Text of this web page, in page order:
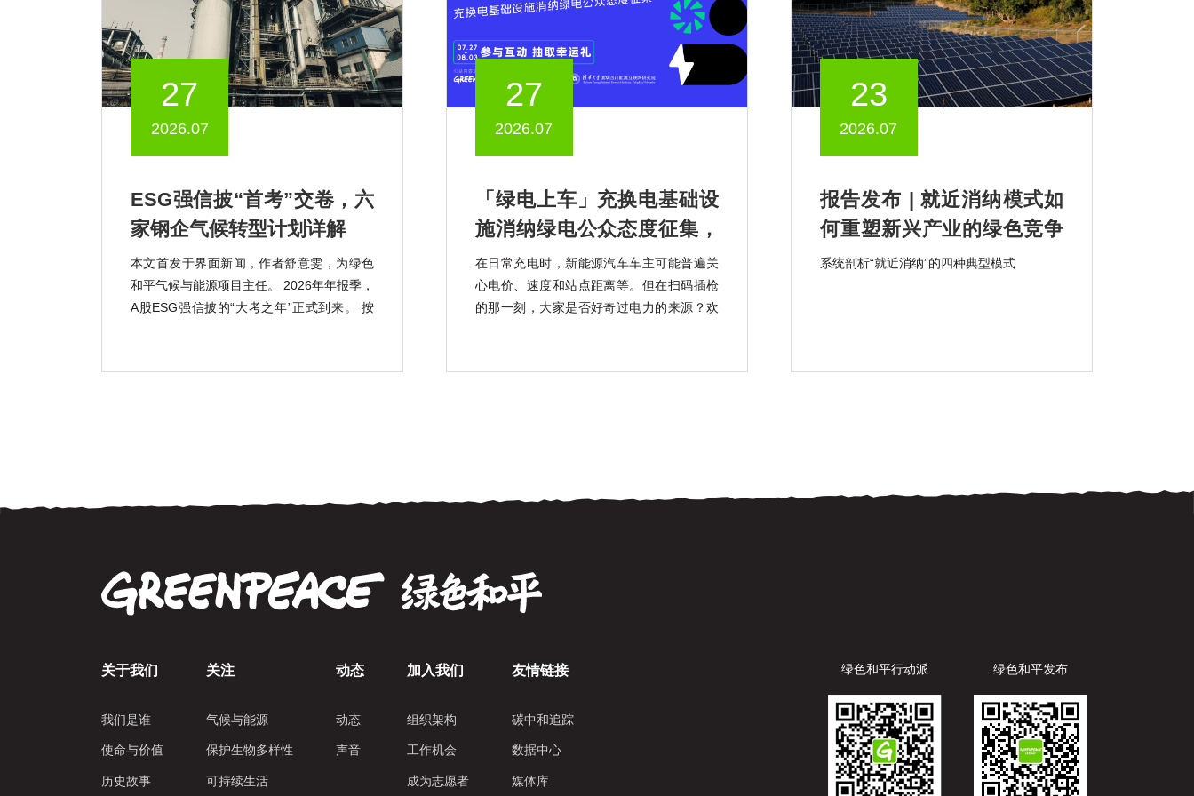
27
2026.07
ESG强信披“首考”交卷，六
家钢企气候转型计划详解
本文首发于界面新闻，作者舒意雯，为绿色
和平气候与能源项目主任。 2026年年报季，
A股ESG强信披的“大考之年”正式到来。 按
份(600010.SH)、鞍钢股份(000898.SZ)、马
27
2026.07
「绿电上车」充换电基础设
施消纳绿电公众态度征集，
知乎上线中
在日常充电时，新能源汽车车主可能普遍关
心电价、速度和站点距离等。但在扫码插枪
的那一刻，大家是否好奇过电力的来源？欢
23
2026.07
报告发布 | 就近消纳模式如
何重塑新兴产业的绿色竞争
力？
系统剖析“就近消纳”的四种典型模式
关于我们
我们是谁
使命与价值
历史故事
关注
气候与能源
保护生物多样性
可持续生活
动态
动态
声音
加入我们
组织架构
工作机会
成为志愿者
友情链接
碳中和追踪
数据中心
媒体库
绿色和平行动派 绿色和平发布